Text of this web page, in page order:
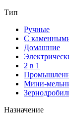
Тип
Ручные
С
Домашние
2 в 1
Мини-
Назначение